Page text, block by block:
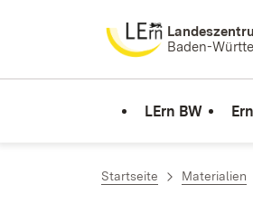
Zum Inhalt springen
Baden-
LErn BW
Startseite Materialien